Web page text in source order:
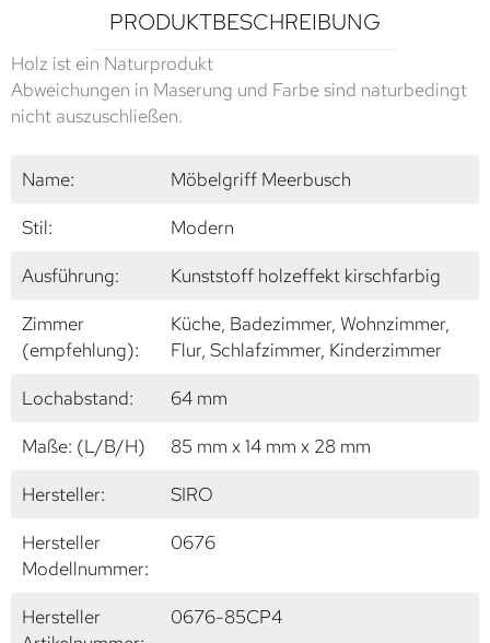
PRODUKTBESCHREIBUNG
Holz ist ein Naturprodukt
Abweichungen in Maserung und Farbe sind naturbedingt
nicht auszuschließen.
Name:
Möbelgriff Meerbusch
Stil:
Modern
Ausführung:
Kunststoff holzeffekt kirschfarbig
Zimmer
(empfehlung):
Küche, Badezimmer, Wohnzimmer,
Flur, Schlafzimmer, Kinderzimmer
Lochabstand:
64 mm
Maße: (L/B/H)
85 mm x 14 mm x 28 mm
Hersteller:
SIRO
Hersteller
Modellnummer:
0676
Hersteller
0676-85CP4